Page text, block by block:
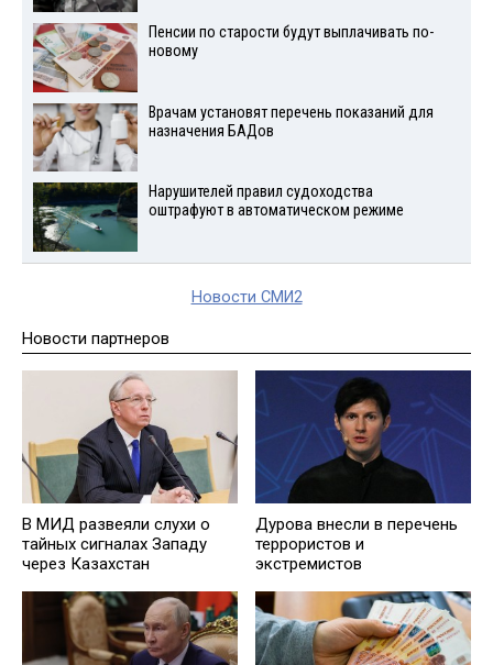
Пенсии по старости будут выплачивать по-
новому
Врачам установят перечень показаний для
назначения БАДов
Нарушителей правил судоходства
оштрафуют в автоматическом режиме
Новости СМИ2
Новости партнеров
В МИД развеяли слухи о
тайных сигналах Западу
через Казахстан
Дурова внесли в перечень
террористов и
экстремистов